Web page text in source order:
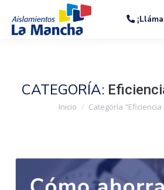
CATEGORÍA:
Estás aquí:
Inicio Categoría